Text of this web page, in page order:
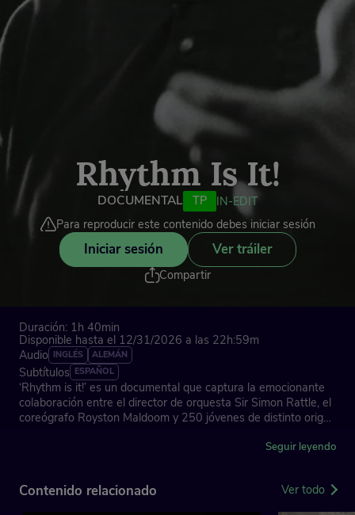
Rhythm Is It!
DOCUMENTAL TP
IN-EDIT
Para reproducir este contenido debes iniciar sesión
Iniciar sesión Ver tráiler
Compartir
Duración: 1h 40min
Disponible hasta el 12/31/2026 a las 22h:59m
Audio INGLÉS ALEMÁN
Subtítulos ESPAÑOL
‘Rhythm is it!’ es un documental que captura la emocionante
colaboración entre el director de orquesta Sir Simon Rattle, el
coreógrafo Royston Maldoom y 250 jóvenes de distinto origen
interpretar ‘La consagración de la primavera’ de Stravinsky. La
Dirección: Lansch Thomas Grube, Enrique Sánchez Lansch
Seguir leyendo
Contenido relacionado Ver todo